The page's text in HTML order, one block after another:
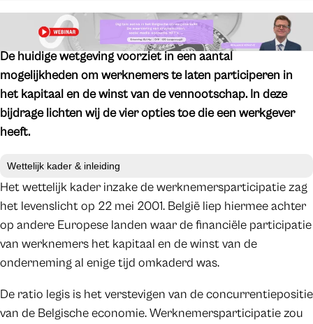
De huidige wetgeving voorziet in een aantal
mogelijkheden om werknemers te laten participeren in
het kapitaal en de winst van de vennootschap. In deze
bijdrage lichten wij de vier opties toe die een werkgever
heeft.
Wettelijk kader & inleiding
Het wettelijk kader inzake de werknemersparticipatie zag
het levenslicht op 22 mei 2001. België liep hiermee achter
op andere Europese landen waar de financiële participatie
van werknemers het kapitaal en de winst van de
onderneming al enige tijd omkaderd was.
De ratio legis is het verstevigen van de concurrentiepositie
van de Belgische economie. Werknemersparticipatie zou